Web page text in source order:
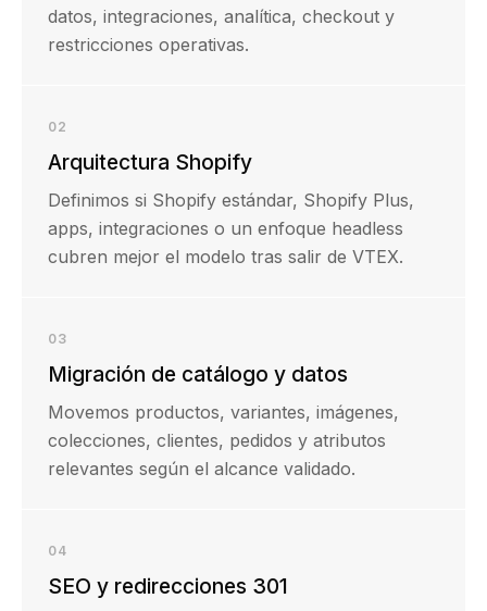
datos, integraciones, analítica, checkout y
restricciones operativas.
02
Arquitectura Shopify
Definimos si Shopify estándar, Shopify Plus,
apps, integraciones o un enfoque headless
cubren mejor el modelo tras salir de VTEX.
03
Migración de catálogo y datos
Movemos productos, variantes, imágenes,
colecciones, clientes, pedidos y atributos
relevantes según el alcance validado.
04
SEO y redirecciones 301